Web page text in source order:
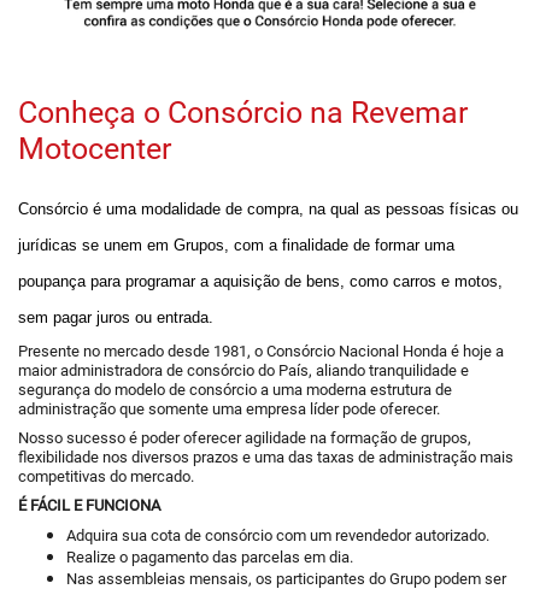
Conheça o Consórcio na Revemar
Motocenter
Consórcio é uma modalidade de compra, na qual as pessoas físicas ou
jurídicas se unem em Grupos, com a finalidade de formar uma
poupança para programar a aquisição de bens, como carros e motos,
sem pagar juros ou entrada.
Presente no mercado desde 1981, o Consórcio Nacional Honda é hoje a
maior administradora de consórcio do País, aliando tranquilidade e
segurança do modelo de consórcio a uma moderna estrutura de
administração que somente uma empresa líder pode oferecer.
Nosso sucesso é poder oferecer agilidade na formação de grupos,
flexibilidade nos diversos prazos e uma das taxas de administração mais
competitivas do mercado.
É FÁCIL E FUNCIONA
Adquira sua cota de consórcio com um revendedor autorizado.
Realize o pagamento das parcelas em dia.
Nas assembleias mensais, os participantes do Grupo podem ser